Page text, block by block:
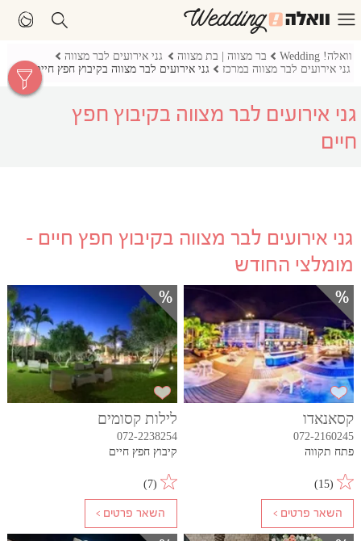
וואלה! Wedding בר מצווה | בת מצווה
גני אירועים לבר מצווה
גני אירועים לבר מצווה במרכז
גני אירועים לבר מצווה בקיבוץ חפץ חיים
גני אירועים לבר מצווה בקיבוץ חפץ
חיים
גני אירועים לבר מצווה בקיבוץ חפץ חיים -
מומלצי החודש
קסאנאדו
072-2160245
פתח תקווה
(
15
)
לילות קסומים
072-2238254
קיבוץ חפץ חיים
(
7
)